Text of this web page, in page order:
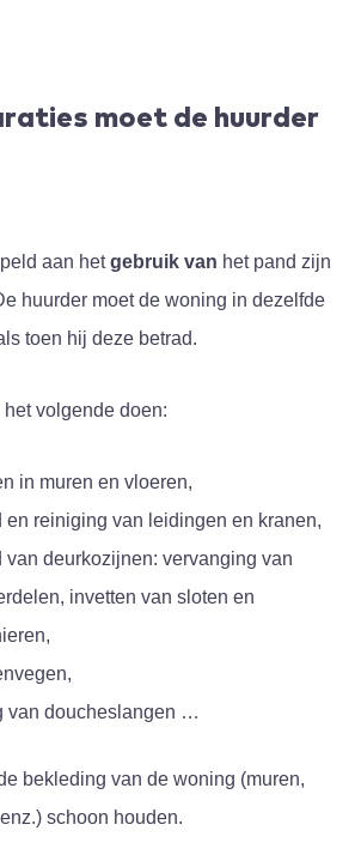
moet de huurder
aan hetgebruik van het pand zijn
huurder moet de woning in dezelfde
toen hij deze betrad.
volgende doen:
in muren en vloeren,
en reiniging van leidingen en kranen,
van deurkozijnen: vervanging van
invetten van sloten en
van doucheslangen …
bekleding van de woning (muren,
schoon houden.